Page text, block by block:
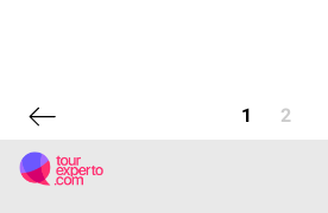
Previous page 1 2